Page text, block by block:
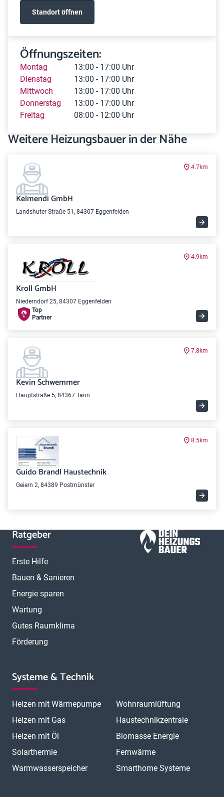
Standort öffnen
Öffnungszeiten:
Montag
13:00 - 17:00 Uhr
Dienstag
13:00 - 17:00 Uhr
Mittwoch
13:00 - 17:00 Uhr
Donnerstag
13:00 - 17:00 Uhr
Freitag
08:00 - 12:00 Uhr
Weitere Heizungsbauer in der Nähe
4.7km
Kelmendi GmbH
Landshuter Straße 51, 84307 Eggenfelden
4.9km
Kroll GmbH
Niederndorf 25, 84307 Eggenfelden
Top
Partner
7.8km
Kevin Schwemmer
Hauptstraße 5, 84367 Tann
8.5km
Guido Brandl Haustechnik
Geiern 2, 84389 Postmünster
Ratgeber
Erste Hilfe
Bauen & Sanieren
Energie sparen
Wartung
Gutes Raumklima
Förderung
Systeme & Technik
Heizen mit Wärmepumpe
Heizen mit Gas
Heizen mit Öl
Solarthermie
Warmwasserspeicher
Wohnraumlüftung
Haustechnikzentrale
Biomasse Energie
Fernwärme
Smarthome Systeme